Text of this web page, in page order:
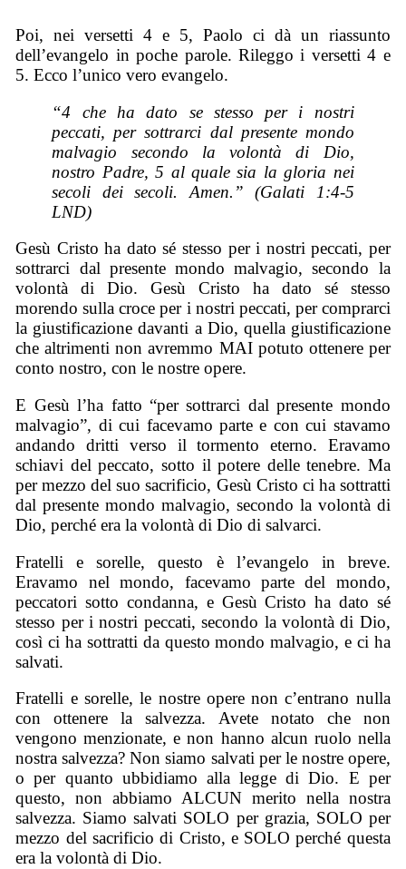
Poi, nei versetti 4 e 5, Paolo ci dà un riassunto
dell’evangelo in poche parole. Rileggo i versetti 4 e
5. Ecco l’unico vero evangelo.
“4 che ha dato se stesso per i nostri
peccati, per sottrarci dal presente mondo
malvagio secondo la volontà di Dio,
nostro Padre, 5 al qualesia la gloria nei
secoli dei secoli. Amen.” (Galati 1:4-5
LND)
Gesù Cristo ha dato sé stesso per i nostri peccati, per
sottrarci dal presente mondo malvagio, secondo la
volontà di Dio. Gesù Cristo ha dato sé stesso
morendo sulla croce per i nostri peccati, per comprarci
la giustificazione davanti a Dio, quella giustificazione
che altrimenti non avremmo MAI potuto ottenere per
conto nostro, con le nostre opere.
E Gesù l’ha fatto “per sottrarci dal presente mondo
malvagio”, di cui facevamo parte e con cui stavamo
andando dritti verso il tormento eterno. Eravamo
schiavi del peccato, sotto il potere delle tenebre. Ma
per mezzo del suo sacrificio, Gesù Cristo ci ha sottratti
dal presente mondo malvagio, secondo la volontà di
Dio, perché era la volontà di Dio di salvarci.
Fratelli e sorelle, questo è l’evangelo in breve.
Eravamo nel mondo, facevamo parte del mondo,
peccatori sotto condanna, e Gesù Cristo ha dato sé
stesso per i nostri peccati, secondo la volontà di Dio,
così ci ha sottratti da questo mondo malvagio, e ci ha
salvati.
Fratelli e sorelle, le nostre opere non c’entrano nulla
con ottenere la salvezza. Avete notato che non
vengono menzionate, e non hanno alcun ruolo nella
nostra salvezza? Non siamo salvati per le nostre opere,
o per quanto ubbidiamo alla legge di Dio. E per
questo, non abbiamo ALCUN merito nella nostra
salvezza. Siamo salvati SOLO per grazia, SOLO per
mezzo del sacrificio di Cristo, e SOLO perché questa
era la volontà di Dio.